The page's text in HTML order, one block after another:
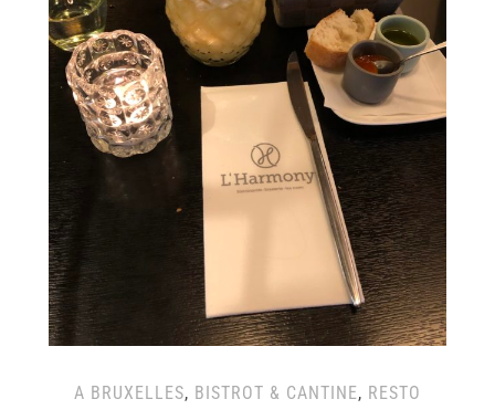
A BRUXELLES, BISTROT & CANTINE, RESTO